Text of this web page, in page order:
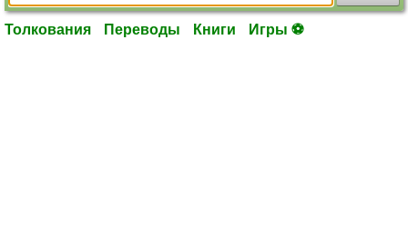
Толкования Переводы Книги Игры ⚽